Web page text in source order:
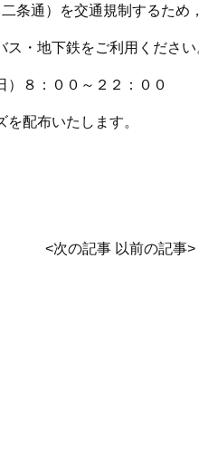
条通）を交通規制するため
・地下鉄をご利用ください
８：００～２２：００
配布いたします。
<次の記事 以前の記事>